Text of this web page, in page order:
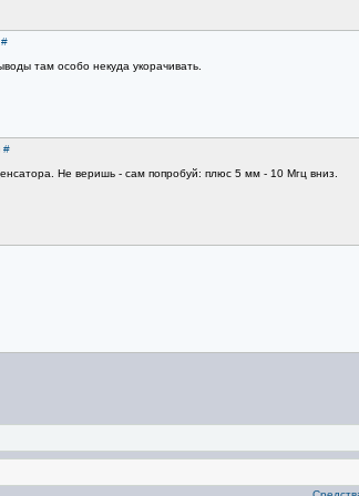
#
там особо некуда укорачивать.
#
Не веришь - сам попробуй: плюс 5 мм - 10 Мгц вниз.